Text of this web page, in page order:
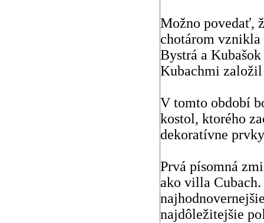
Možno povedať,
chotárom vznikla
Bystrá a
Kubachmi
V tomto období
kostol, ktorého
dekoratívne
Prvá písomná
ako villa
najdôležitejšie